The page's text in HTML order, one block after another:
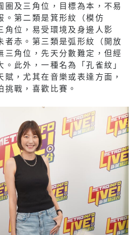
圈及三角位，目標為本，不易
。第二類是箕形紋（模仿
角位，易受環境及身邊人影
者赤。第三類是弧形紋（開放
三角位，先天分數難定，但經
。此外，一種名為「孔雀紋」
賦，尤其在音樂或表達方面，
挑戰，喜歡比賽。